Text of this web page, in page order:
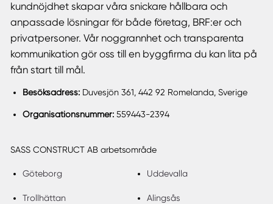
kundnöjdhet skapar våra snickare hållbara och
anpassade lösningar för både företag, BRF:er och
privatpersoner. Vår noggrannhet och transparenta
kommunikation gör oss till en byggfirma du kan lita på
från start till mål.
Besöksadress:Duvesjön 361, 442 92 Romelanda, Sverige
Organisationsnummer: 559443-2394
SASS CONSTRUCT AB arbetsområde
Göteborg Uddevalla
Trollhättan Alingsås